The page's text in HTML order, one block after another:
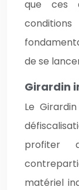
que ces
de se
Girardin
Le
profiter
matériel